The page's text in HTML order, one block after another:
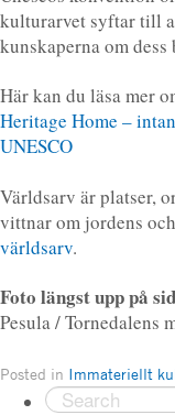
kulturarvet syftar till
kunskaperna om dess
Här kan du läsa mer
Heritage Home –
UNESCO
Världsarv är platser,
vittnar om jordens
världsarv.
Foto längst upp på
Pesula / Tornedalens
Posted in Immateriellt